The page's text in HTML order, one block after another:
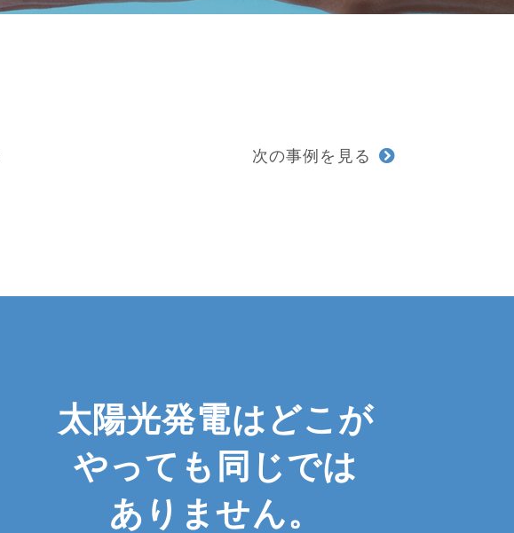
次の事例を見る
太陽光発電は どこが
やっても 同じでは
ありません。